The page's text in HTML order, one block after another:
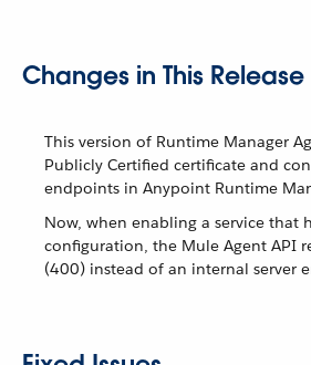
Changes in This Release
This version of Runtime Manager
Publicly Certified certificate and
endpoints in Anypoint Runtime
Now, when enabling a service that
configuration, the Mule Agent API
(400) instead of an internal server